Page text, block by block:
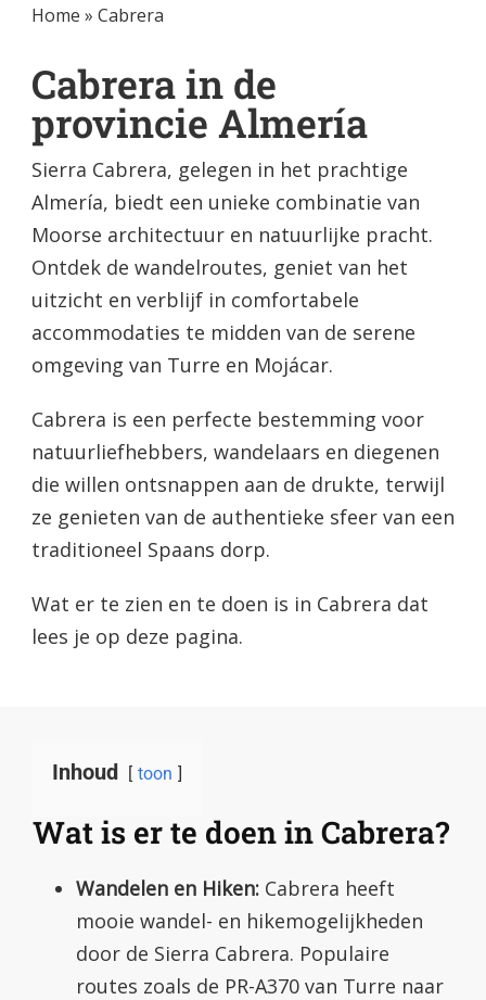
Home » Cabrera
Cabrera in de
provincie Almería
Sierra Cabrera, gelegen in het prachtige
Almería, biedt een unieke combinatie van
Moorse architectuur en natuurlijke pracht.
Ontdek de wandelroutes, geniet van het
uitzicht en verblijf in comfortabele
accommodaties te midden van de serene
omgeving van Turre en Mojácar.
Cabrera is een perfecte bestemming voor
natuurliefhebbers, wandelaars en diegenen
die willen ontsnappen aan de drukte, terwijl
ze genieten van de authentieke sfeer van een
traditioneel Spaans dorp.
Wat er te zien en te doen is in Cabrera dat
lees je op deze pagina.
Inhoud toon
Wat is er te doen in Cabrera?
Wandelen en Hiken:Cabrera heeft
mooie wandel- en hikemogelijkheden
door de Sierra Cabrera. Populaire
routes zoals de PR-A370 van Turre naar